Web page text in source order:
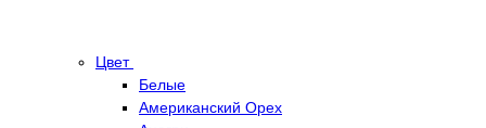
Цвет
Белые
Американский Орех